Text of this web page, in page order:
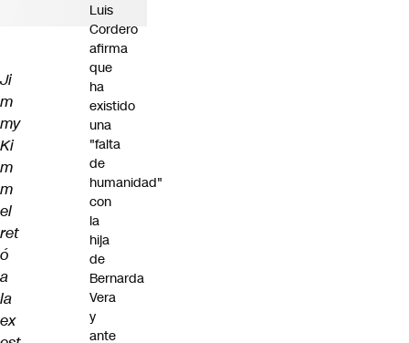
Ji
m
my
Ki
m
m
el
ret
ó
a
la
ex
Luis
Cordero
afirma
que
ha
existido
una
"falta
de
humanidad"
con
la
hija
de
Bernarda
Vera
y
ante